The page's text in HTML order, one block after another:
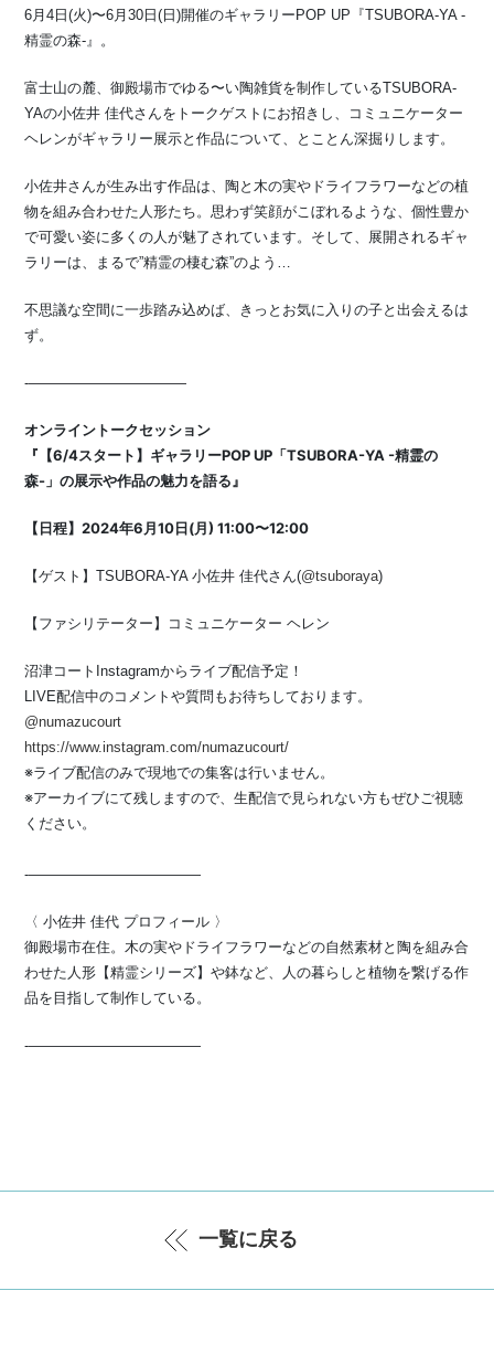
6月4日(火)〜6月30日(日)開催のギャラリーPOP UP『TSUBORA-YA -
精霊の森-』。
富士山の麓、御殿場市でゆる〜い陶雑貨を制作しているTSUBORA-
YAの小佐井 佳代さんをトークゲストにお招きし、コミュニケーター
ヘレンがギャラリー展示と作品について、とことん深掘りします。
小佐井さんが生み出す作品は、陶と木の実やドライフラワーなどの植
物を組み合わせた人形たち。思わず笑顔がこぼれるような、個性豊か
で可愛い姿に多くの人が魅了されています。そして、展開されるギャ
ラリーは、まるで”精霊の棲む森”のよう…
不思議な空間に一歩踏み込めば、きっとお気に入りの子と出会えるは
ず。
-———————————
オンライントークセッション
『【6/4スタート】ギャラリーPOP UP「TSUBORA-YA -精霊の
森-」の展示や作品の魅力を語る』
【日程】2024年6月10日(月) 11:00〜12:00
【ゲスト】TSUBORA-YA 小佐井 佳代さん(@tsuboraya)
【ファシリテーター】コミュニケーター ヘレン
沼津コートInstagramからライブ配信予定！
LIVE配信中のコメントや質問もお待ちしております。
@numazucourt
https://www.instagram.com/numazucourt/
※ライブ配信のみで現地での集客は行いません。
※アーカイブにて残しますので、生配信で見られない方もぜひご視聴
ください。
-————————————
〈 小佐井 佳代 プロフィール 〉
御殿場市在住。木の実やドライフラワーなどの自然素材と陶を組み合
わせた人形【精霊シリーズ】や鉢など、人の暮らしと植物を繋げる作
品を目指して制作している。
-————————————
一覧に戻る